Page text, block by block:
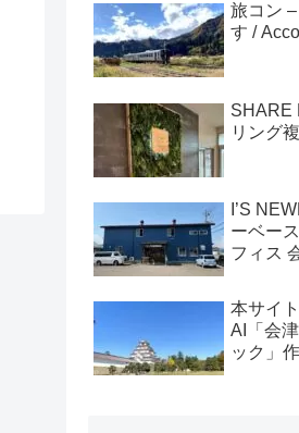
旅コン
す /
SHARE
リング
I’S
ーベー
フィス
本サイ
AI「会
ック」